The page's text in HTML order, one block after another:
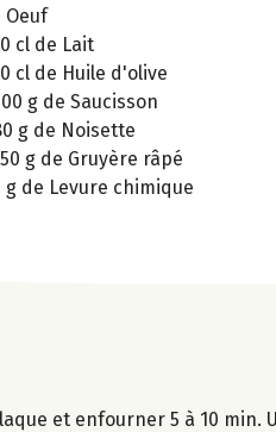
Oeuf
cl de Lait
cl de Huile d'olive
g de Saucisson
g de Noisette
g de Gruyère râpé
g de Levure chimique
et enfourner 5 à 10